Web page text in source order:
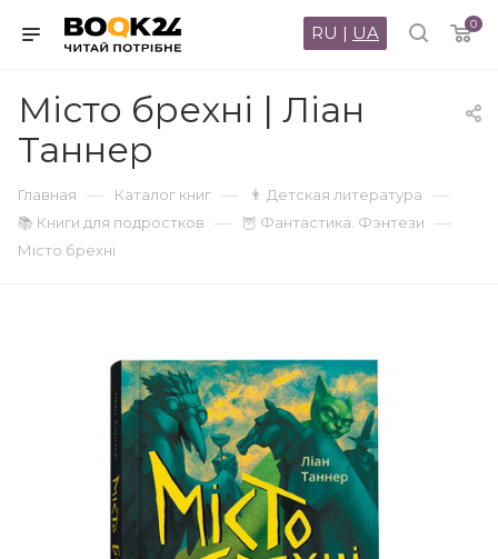
0
RU | UA
Місто брехні | Ліан
Таннер
Главная — Каталог книг — 👨 Детская литература —
📚 Книги для подростков — 🦉 Фантастика. Фэнтези —
Місто брехні